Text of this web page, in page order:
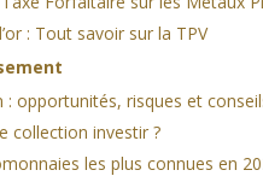
: Tout savoir sur la TPV
: opportunités, risques et
collection investir ?
les plus connues en